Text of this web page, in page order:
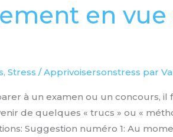
en vue
,Stress /Apprivoisersonstress par
à un examen ou un concours, il
de quelques « trucs » ou «
Suggestion numéro 1: Au